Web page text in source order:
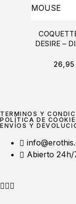
DESIRE –
26,95
TÉRMINOS Y
POLÍTICA DE
ENVÍOS Y
Abierto 24h/